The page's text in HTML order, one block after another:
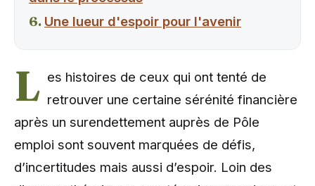
Une lueur d'espoir pour l'avenir
L es histoires de ceux qui ont tenté de
retrouver une certaine sérénité financière
après un surendettement auprès de Pôle
emploi sont souvent marquées de défis,
d’incertitudes mais aussi d’espoir. Loin des